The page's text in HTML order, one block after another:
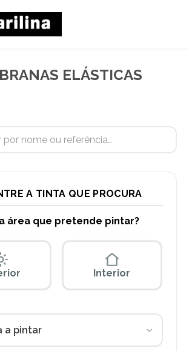
ELÁSTICAS
A TINTA QUE PROCURA
área que pretende pintar?
Interior
a pintar